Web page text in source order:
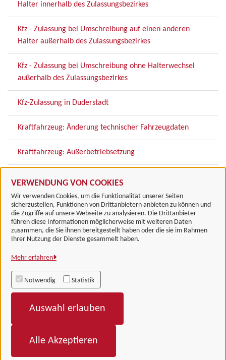
VERWENDUNG VON COOKIES
Wir verwenden Cookies, um die Funktionalität unserer Seiten
sicherzustellen, Funktionen von Drittanbietern anbieten zu können und
die Zugriffe auf unsere Webseite zu analysieren. Die Drittanbieter
führen diese Informationen möglicherweise mit weiteren Daten
zusammen, die Sie ihnen bereitgestellt haben oder die sie im Rahmen
Ihrer Nutzung der Dienste gesammelt haben.
Mehr erfahren
Notwendig Statistik
Auswahl erlauben
Alle Akzeptieren
Halter innerhalb des Zulassungsbezirkes
Kfz - Zulassung bei Umschreibung auf einen anderen
Halter außerhalb des Zulassungsbezirkes
Kfz - Zulassung bei Umschreibung ohne Halterwechsel
außerhalb des Zulassungsbezirkes
Kfz-Zulassung in Duderstadt
Kraftfahrzeug: Änderung technischer Fahrzeugdaten
Kraftfahrzeug: Außerbetriebsetzung
Landkreis Göttingen
Alle Rechte vorbehalten
Barrierefreiheit